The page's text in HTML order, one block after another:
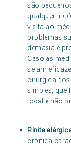
são
qualquer
visita ao
problemas
demasia e
Caso as
sejam
cirúrgica dos
simples, que
local e não
Rinite
crónica